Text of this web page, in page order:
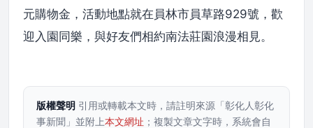
元購物金，活動地點就在員林市員草路929號，歡
迎入園同樂，與好友們相約南法莊園浪漫相見。
版權聲明 引用或轉載本文時，請註明來源「彰化人彰化
事新聞」並附上本文網址 ；複製文章文字時，系統會自